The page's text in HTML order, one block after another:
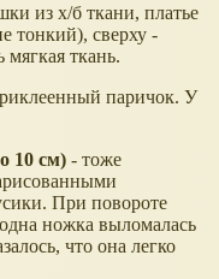
из х/б ткани, платье
тонкий), сверху -
ткань.
паричок. У
10 см) - тоже
При повороте
ножка выломалась
что она легко